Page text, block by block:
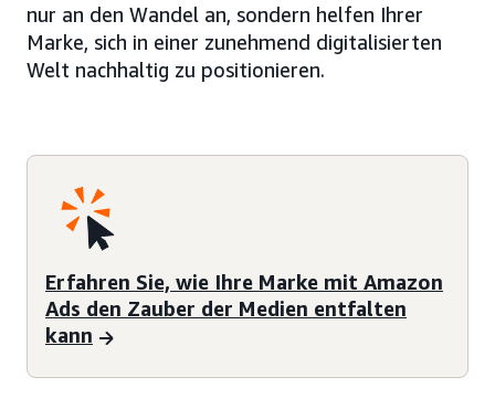
nur an den Wandel an, sondern helfen Ihrer
Marke, sich in einer zunehmend digitalisierten
Welt nachhaltig zu positionieren.
Erfahren Sie, wie Ihre Marke mit Amazon
Ads den Zauber der Medien entfalten
kann